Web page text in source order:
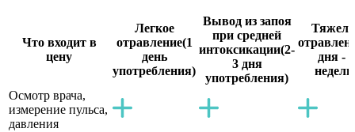
Что входит в
цену
Легкое
отравление(1
день
употребления)
Вывод из запоя
при средней
интоксикации(2-
3 дня
употребления)
дня - 2
Осмотр врача,
измерение пульса,
давления